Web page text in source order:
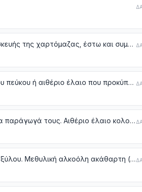
Αλισίβες που είναι υπολείμματα της παρασκευής της χαρτόμαζας, έστω και συμπυκνωμένες, αποζαχαρωμένες ή χημικά επεξεργασμένες, στις οποίες περιλαμβάνονται και τα λιγνιτοθειώδη άλατα, με εξαίρεση όμως το ταλλέλαιο της κλάσης 3803
Τερεβινθέλαιο (νέφτι), αιθέριο έλαιο ξύλου πεύκου ή αιθέριο έλαιο που προκύπτει κατά την κατεργασία των ξύλων για την παρασκευή χαρτόμαζας με θειικό άλας και άλλα αιθέρια τερπενικά έλαια που προέρχονται από την απόσταξη ή από άλλες κατεργασίες των ξύλων των κωνοφόρων. Διπεντένιο ακάθαρτο. Αιθέριο έλαιο που προκύπτει κατά την κατεργασία των ξύλων για την παρασκευή χαρτόμαζας με διθειώδες άλας και άλλα παρακυμένια ακατέργαστα. Έλαιο πεύκου που περιέχει α-τερπινεόλη ως κύριο συστατικό
Κολοφώνια και ρητινικά οξέα, καθώς και τα παράγωγά τους. Αιθέριο έλαιο κολοφωνίου και έλαια κολοφωνίου. Γόμες λιωμένες
Ξυλόπισσες. Έλαια ξυλόπισσας. Κρεόζωτο ξύλου. Μεθυλική αλκοόλη ακάθαρτη (ξυλόπνευμα). Πίσσες φυτικές. Πίσσες ζυθοποιίας και παρόμοια παρασκευάσματα με βάση τα κολοφώνια, τα ρητινικά οξέα ή τις φυτικές πίσσες